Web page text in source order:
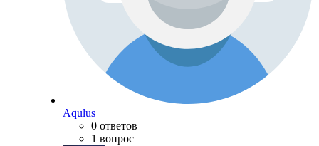
Aqulus
0 ответов
1 вопрос